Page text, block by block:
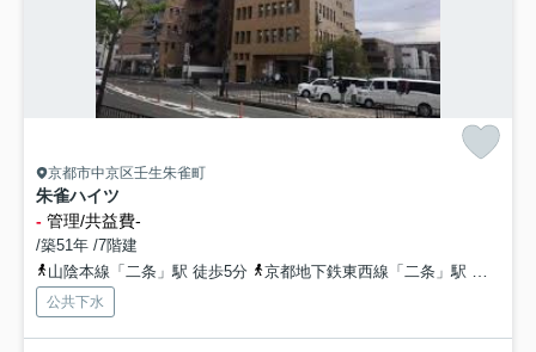
京都市中京区壬生朱雀町
朱雀ハイツ
- 管理/共益費-
/築51年 /7階建
山陰本線「二条」駅 徒歩5分
京都地下鉄東西線「二条」駅 徒歩5分
公共下水